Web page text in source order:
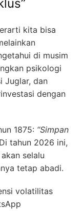
kita bisa
di musim
psikologi
Juglar, dan
dengan
1875: “Simpan
tahun 2026 ini,
selalu
tetap abadi.
volatilitas